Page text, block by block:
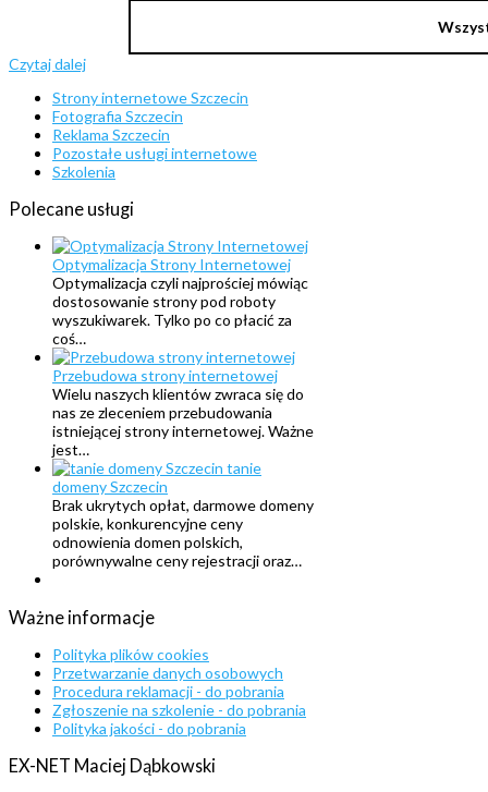
Czytaj dalej
Strony internetowe Szczecin
Fotografia Szczecin
Reklama Szczecin
Pozostałe usługi internetowe
Szkolenia
Polecane usługi
Optymalizacja Strony Internetowej
Optymalizacja czyli najprościej mówiąc
dostosowanie strony pod roboty
wyszukiwarek. Tylko po co płacić za
coś…
Przebudowa strony internetowej
Wielu naszych klientów zwraca się do
nas ze zleceniem przebudowania
istniejącej strony internetowej. Ważne
jest…
tanie
domeny Szczecin
Brak ukrytych opłat, darmowe domeny
polskie, konkurencyjne ceny
odnowienia domen polskich,
porównywalne ceny rejestracji oraz…
Ważne informacje
Polityka plików cookies
Przetwarzanie danych osobowych
Procedura reklamacji - do pobrania
Zgłoszenie na szkolenie - do pobrania
Polityka jakości - do pobrania
EX-NET Maciej Dąbkowski